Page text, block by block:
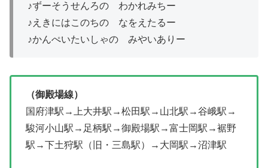
♪ずーそうせんろの わかれみちー
♪えきにはこのちの なをえたるー
♪かんぺいたいしゃの みやいありー
（御殿場線）
国府津駅→上大井駅→松田駅→山北駅→谷峨駅→
駿河小山駅→足柄駅→御殿場駅→富士岡駅→裾野
駅→下土狩駅（旧・三島駅）→大岡駅→沼津駅